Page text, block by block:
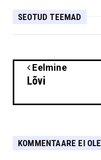
SEOTUD TEEMAD
Eelmine
Lõvi
KOMMENTAARE EI OLE